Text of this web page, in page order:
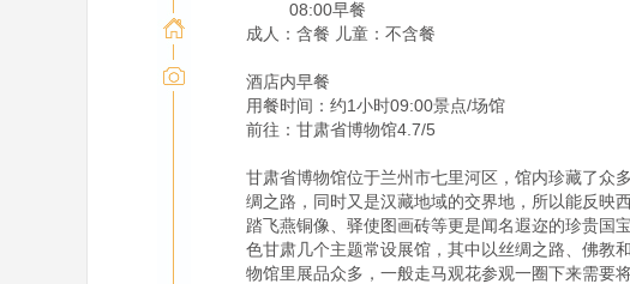
成人：含餐 儿童：不含餐
酒店内早餐
用餐时间：约1小时09:00景点/场馆
前往：甘肃省博物馆4.7/5
甘肃省博物馆位于兰州市七里河区，馆内珍藏了众
绸之路，同时又是汉藏地域的交界地，所以能反映
踏飞燕铜像、驿使图画砖等更是闻名遐迩的珍贵国
色甘肃几个主题常设展馆，其中以丝绸之路、佛教
物馆里展品众多，一般走马观花参观一圈下来需要